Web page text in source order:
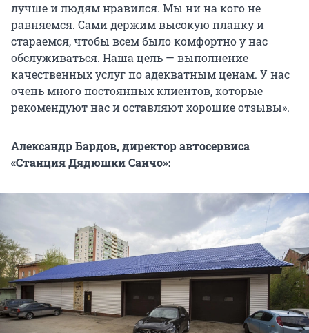
лучше и людям нравился. Мы ни на кого не
равняемся. Сами держим высокую планку и
стараемся, чтобы всем было комфортно у нас
обслуживаться. Наша цель — выполнение
качественных услуг по адекватным ценам. У нас
очень много постоянных клиентов, которые
рекомендуют нас и оставляют хорошие отзывы».
Александр Бардов, директоравтосервиса
«Станция Дядюшки Санчо»: